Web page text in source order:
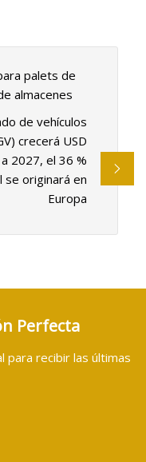
palets de
almacenes
de vehículos
crecerá USD
2027, el 36 %
se originará en
Europa
Perfecta
para recibir las últimas